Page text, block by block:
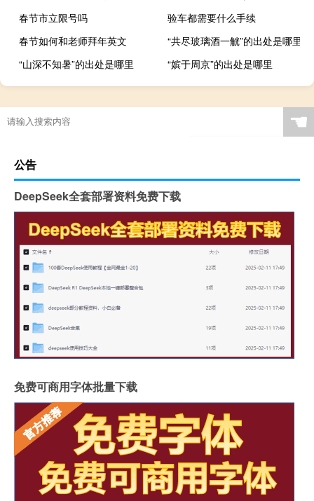
春节市立限号吗
验车都需要什么手续
春节如何和老师拜年英文
“共尽玻璃酒一觥”的出处是哪里
“山深不知暑”的出处是哪里
“嫔于周京”的出处是哪里
☚
公告
DeepSeek全套部署资料免费下载
免费可商用字体批量下载